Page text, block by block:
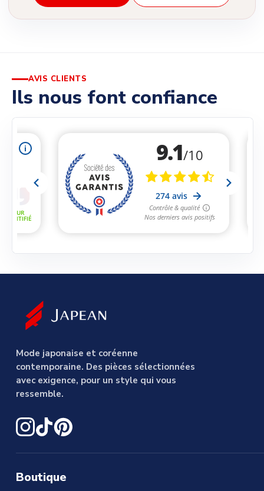
AVIS CLIENTS
Ils nous font confiance
Mode japonaise et coréenne
contemporaine. Des pièces sélectionnées
avec exigence, pour un style qui vous
ressemble.
Boutique